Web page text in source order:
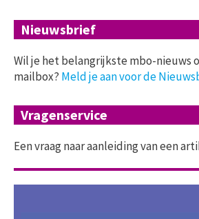
Nieuwsbrief
Wil je het belangrijkste mbo-nieuws
mailbox? Meld je aan voor de
Vragenservice
Een vraag naar aanleiding van een